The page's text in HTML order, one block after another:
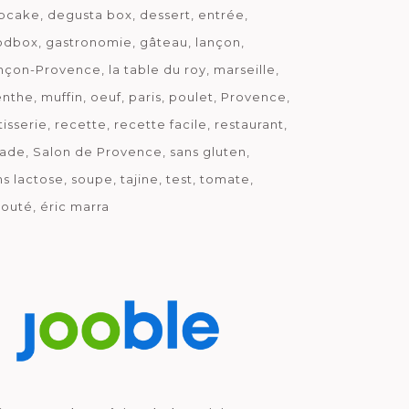
degusta box dessert
entrée
gastronomie gâteau
lançon
Provence
la table du roy
marseille
muffin oeuf paris poulet
Provence
recette recette facile
restaurant
Salon de Provence
sans gluten
lactose
soupe tajine test
tomate
éric marra